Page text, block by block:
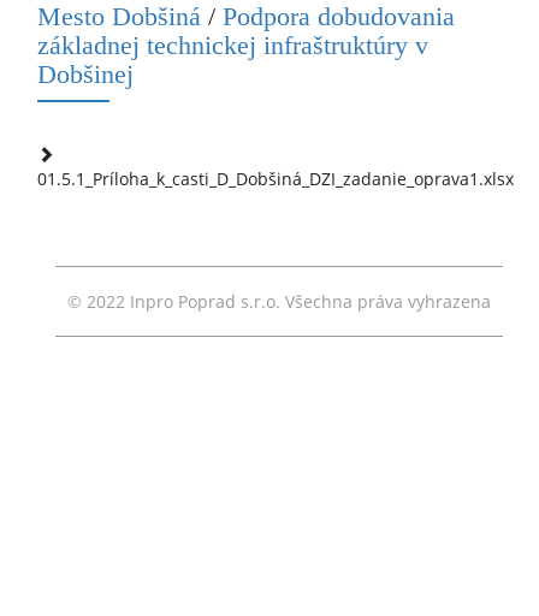
Mesto Dobšiná / Podpora dobudovania
základnej technickej infraštruktúry v
Dobšinej
01.5.1_Príloha_k_casti_D_Dobšiná_DZI_zadanie_oprava1.xlsx
© 2022 Inpro Poprad s.r.o. Všechna práva vyhrazena